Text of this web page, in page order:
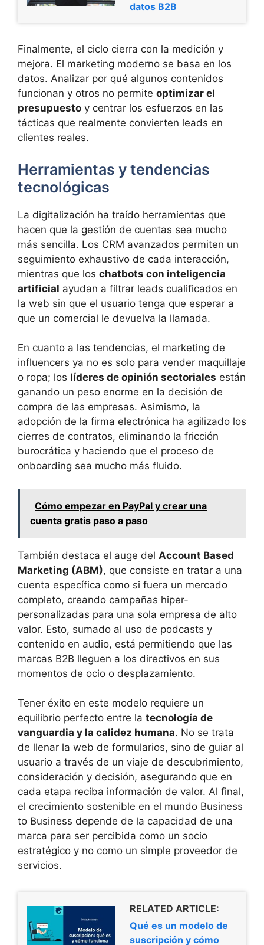
datos B2B
Finalmente, el ciclo cierra con la medición y
mejora. El marketing moderno se basa en los
datos. Analizar por qué algunos contenidos
funcionan y otros no permite optimizar el
presupuesto y centrar los esfuerzos en las
tácticas que realmente convierten leads en
clientes reales.
Herramientas y tendencias
tecnológicas
La digitalización ha traído herramientas que
hacen que la gestión de cuentas sea mucho
más sencilla. Los CRM avanzados permiten un
seguimiento exhaustivo de cada interacción,
mientras que los chatbots con inteligencia
artificial ayudan a filtrar leads cualificados en
la web sin que el usuario tenga que esperar a
que un comercial le devuelva la llamada.
En cuanto a las tendencias, el marketing de
influencers ya no es solo para vender maquillaje
o ropa; los líderes de opinión sectoriales están
ganando un peso enorme en la decisión de
compra de las empresas. Asimismo, la
adopción de la firma electrónica ha agilizado los
cierres de contratos, eliminando la fricción
burocrática y haciendo que el proceso de
onboarding sea mucho más fluido.
Cómo empezar en PayPal y crear una
cuenta gratis paso a paso
También destaca el auge del Account Based
Marketing (ABM), que consiste en tratar a una
cuenta específica como si fuera un mercado
completo, creando campañas hiper-
personalizadas para una sola empresa de alto
valor. Esto, sumado al uso de podcasts y
contenido en audio, está permitiendo que las
marcas B2B lleguen a los directivos en sus
momentos de ocio o desplazamiento.
Tener éxito en este modelo requiere un
equilibrio perfecto entre la tecnología de
vanguardia y la calidez humana. No se trata
de llenar la web de formularios, sino de guiar al
usuario a través de un viaje de descubrimiento,
consideración y decisión, asegurando que en
cada etapa reciba información de valor. Al final,
el crecimiento sostenible en el mundo Business
to Business depende de la capacidad de una
marca para ser percibida como un socio
estratégico y no como un simple proveedor de
servicios.
RELATED ARTICLE:
Qué es un modelo de
suscripción y cómo